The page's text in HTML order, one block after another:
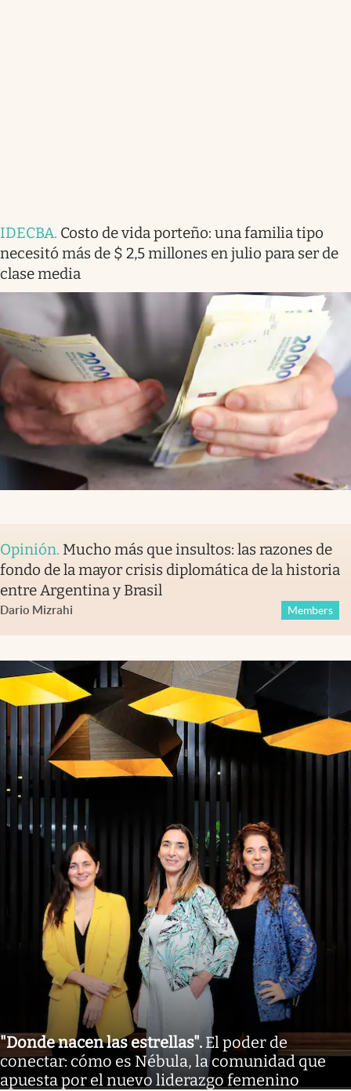
IDECBA. Costo de vida porteño: una familia tipo
necesitó más de $ 2,5 millones en julio para ser de
clase media
Opinión. Mucho más que insultos: las razones de
fondo de la mayor crisis diplomática de la historia
entre Argentina y Brasil
Dario Mizrahi Members
"Donde nacen las estrellas". El poder de
conectar: cómo es Nébula, la comunidad que
apuesta por el nuevo liderazgo femenino